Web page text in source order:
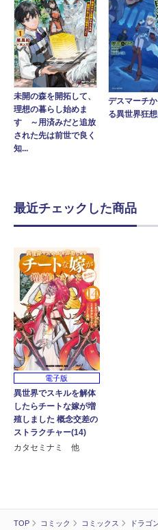
TOP コミック コミックス ドラゴ
未開の森を開拓して、
理想の暮らし始めま
す ～用済みだと追放
された先は前世で良く
知...
デスマーチ
る異世界狂
最近チェックした商品
電子版
異世界でスキルを解体
したらチートな嫁が増
殖しました 概念交差の
ストラクチャー(14)
カタセミナミ 他